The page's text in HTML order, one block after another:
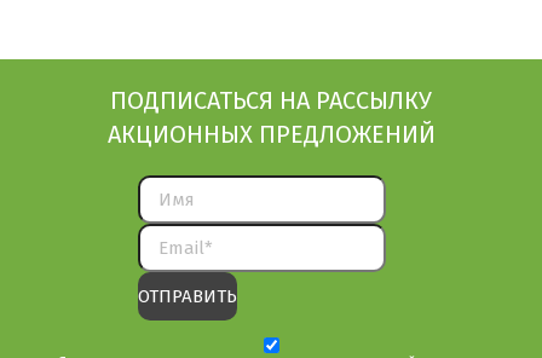
ПОДПИСАТЬСЯ НА РАССЫЛКУ
АКЦИОННЫХ ПРЕДЛОЖЕНИЙ